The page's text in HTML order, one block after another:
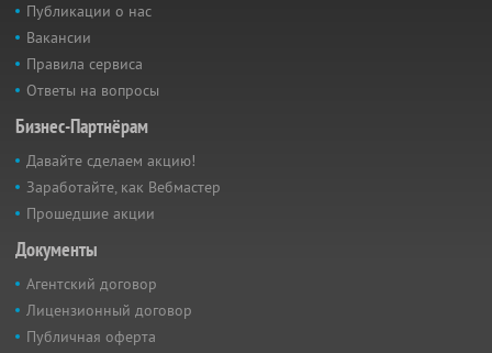
Публикации о нас
Вакансии
Правила сервиса
Ответы на вопросы
Бизнес-Партнёрам
Давайте сделаем акцию!
Заработайте, как Вебмастер
Прошедшие акции
Документы
Агентский договор
Лицензионный договор
Публичная оферта